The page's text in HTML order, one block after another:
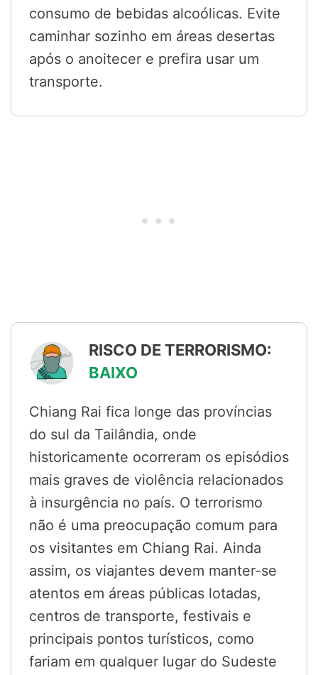
consumo de bebidas alcoólicas. Evite
caminhar sozinho em áreas desertas
após o anoitecer e prefira usar um
transporte.
RISCO DE TERRORISMO:
BAIXO
Chiang Rai fica longe das províncias
do sul da Tailândia, onde
historicamente ocorreram os episódios
mais graves de violência relacionados
à insurgência no país. O terrorismo
não é uma preocupação comum para
os visitantes em Chiang Rai. Ainda
assim, os viajantes devem manter-se
atentos em áreas públicas lotadas,
centros de transporte, festivais e
principais pontos turísticos, como
fariam em qualquer lugar do Sudeste